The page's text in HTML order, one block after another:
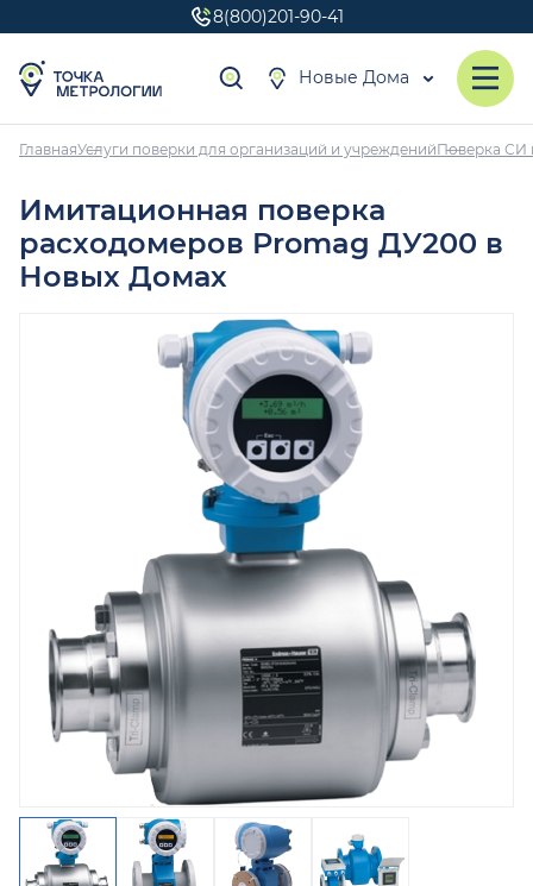
8(800)201-90-41
Новые Дома
ГлавнаяУслуги поверки для организаций и учрежденийПоверка СИ
Имитационная поверка
расходомеров Promag ДУ200 в
Новых Домах